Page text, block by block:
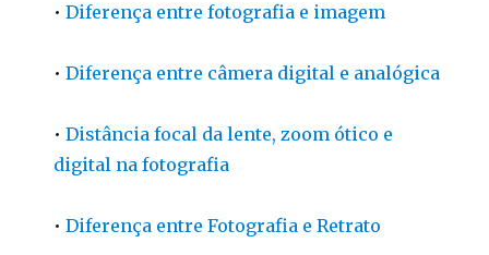
•Diferença entre fotografia e imagem
•Diferença entre câmera digital e analógica
•Distância focal da lente, zoom ótico e
digital na fotografia
•Diferença entre Fotografia e Retrato